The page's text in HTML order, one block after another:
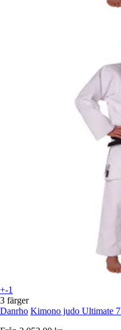
+-1
3 färger
Danrho Kimono judo Ultimate